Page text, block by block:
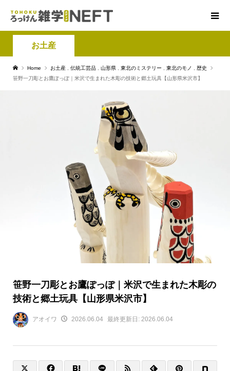
お土産
Home お土産 伝統工芸品 山形県 東北のミステリー 東北のモノ
歴史
笹野一刀彫とお鷹ぽっぽ｜米沢で生まれた木彫の技術と郷土玩具【山形県米沢市】
笹野一刀彫とお鷹ぽっぽ｜米沢で生まれた木彫の
技術と郷土玩具【山形県米沢市】
アオイワ 2026.06.04 最終更新日: 2026.06.04